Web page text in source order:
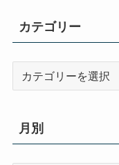
カテゴリー
リ
ー
月別